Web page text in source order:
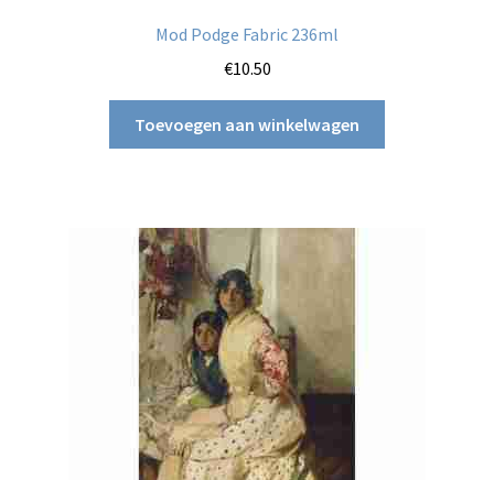
Mod Podge Fabric 236ml
€10.50
Toevoegen aan winkelwagen